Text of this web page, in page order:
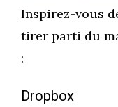
Inspirez-vous
tirer parti du
:
Dropbox